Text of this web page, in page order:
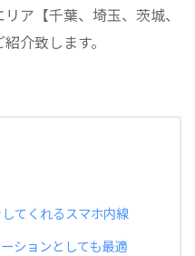
ア【千葉、埼玉、茨城、
介致します。
てくれるスマホ内線
ションとしても最適